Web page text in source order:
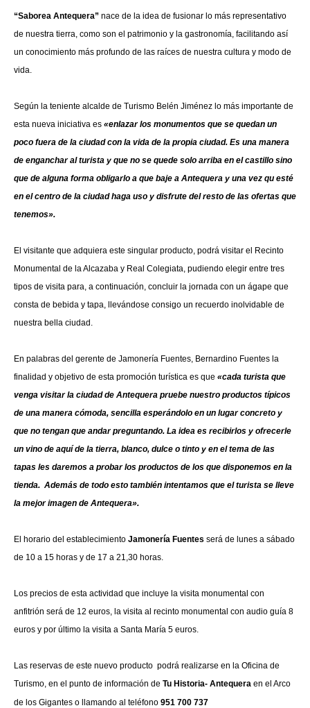
“Saborea Antequera” nace de la idea de fusionar lo más representativo
de nuestra tierra, como son el patrimonio y la gastronomía, facilitando así
un conocimiento más profundo de las raíces de nuestra cultura y modo de
vida.
Según la teniente alcalde de Turismo Belén Jiménez lo más importante de
esta nueva iniciativa es «enlazar los monumentos que se quedan un
poco fuera de la ciudad con la vida de la propia ciudad. Es una manera
de enganchar al turista y que no se quede solo arriba en el castillo sino
que de alguna forma obligarlo a que baje a Antequera y una vez qu esté
en el centro de la ciudad haga uso y disfrute del resto de las ofertas que
tenemos».
El visitante que adquiera este singular producto, podrá visitar el Recinto
Monumental de la Alcazaba y Real Colegiata, pudiendo elegir entre tres
tipos de visita para, a continuación, concluir la jornada con un ágape que
consta de bebida y tapa, llevándose consigo un recuerdo inolvidable de
nuestra bella ciudad.
En palabras del gerente de Jamonería Fuentes, Bernardino Fuentes la
finalidad y objetivo de esta promoción turística es que «cada turista que
venga visitar la ciudad de Antequera pruebe nuestro productos típicos
de una manera cómoda, sencilla esperándolo en un lugar concreto y
que no tengan que andar preguntando. La idea es recibirlos y ofrecerle
un vino de aquí de la tierra, blanco, dulce o tinto y en el tema de las
tapas les daremos a probar los productos de los que disponemos en la
tienda. Además de todo esto también intentamos que el turista se lleve
la mejor imagen de Antequera».
El horario del establecimiento Jamonería Fuentes será de lunes a sábado
de 10 a 15 horas y de 17 a 21,30 horas.
Los precios de esta actividad que incluye la visita monumental con
anfitrión será de 12 euros, la visita al recinto monumental con audio guía 8
euros y por último la visita a Santa María 5 euros.
Las reservas de este nuevo producto podrá realizarse en la Oficina de
Turismo, en el punto de información de Tu Historia- Antequera en el Arco
de los Gigantes o llamando al teléfono 951 700 737